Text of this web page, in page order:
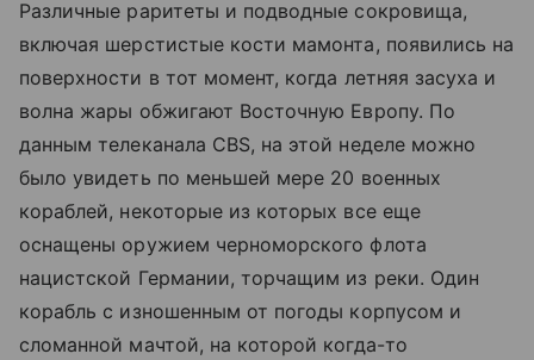
Различные раритеты и подводные сокровища,
включая шерстистые кости мамонта, появились на
поверхности в тот момент, когда летняя засуха и
волна жары обжигают Восточную Европу. По
данным телеканала CBS, на этой неделе можно
было увидеть по меньшей мере 20 военных
кораблей, некоторые из которых все еще
оснащены оружием черноморского флота
нацистской Германии, торчащим из реки. Один
корабль с изношенным от погоды корпусом и
сломанной мачтой, на которой когда-то